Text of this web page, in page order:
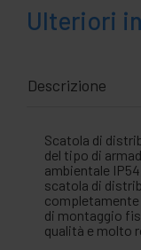
Ulteriori
Descrizione
Scatola di
del tipo di
ambientale
scatola di
di montaggio
qualità e molto